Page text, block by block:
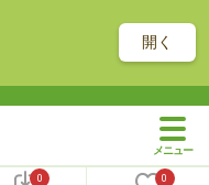
開く
0 0